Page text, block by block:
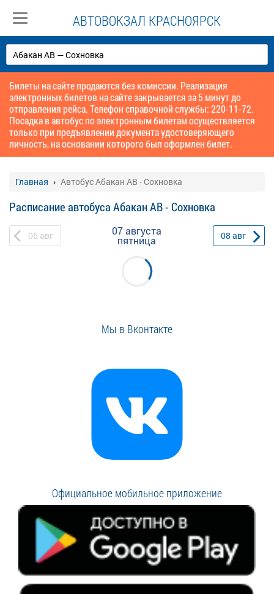
АВТОВОКЗАЛ КРАСНОЯРСК
Билеты на сайте продаются без комиссии. Реализация
электронных билетов на сайте закрывается за 5 минут до
отправления рейса. Телефон справочной службы: 220-11-72.
Посадка в автобус по электронным билетам осуществляется
только при предъявлении документа удостоверяющего
личность, на основании которого был оформлен билет.
Главная Автобус Абакан АВ - Сохновка
Расписание автобуса Абакан АВ - Сохновка
06 авг 07 августа
пятница 08 авг
Мы в Вконтакте
Официальное мобильное приложение